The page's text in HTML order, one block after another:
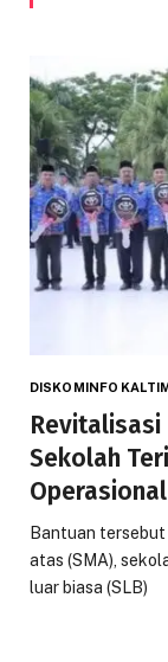
DISKOMINFO
Revitalisasi
Sekolah
Operasional
Bantuan
atas (SMA),
luar biasa (SLB)